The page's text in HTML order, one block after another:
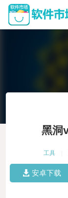
黑洞
工具
安卓下载